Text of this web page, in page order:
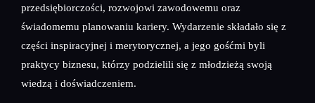
przedsiębiorczości, rozwojowi zawodowemu oraz
świadomemu planowaniu kariery. Wydarzenie składało się z
części inspiracyjnej i merytorycznej, a jego gośćmi byli
praktycy biznesu, którzy podzielili się z młodzieżą swoją
wiedzą i doświadczeniem.